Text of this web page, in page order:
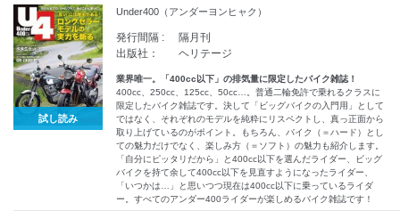
試し読み
Under400（アンダーヨンヒャク）
発行間隔 :
隔月刊
出版社：
ヘリテージ
業界唯一。「400cc以下」の排気量に限定したバイク雑誌！
400cc、250cc、125cc、50cc…。普通二輪免許で乗れるクラスに
限定したバイク雑誌です。決して「ビッグバイクの入門用」として
ではなく、それぞれのモデルを純粋にリスペクトし、真っ正面から
取り上げているのがポイント。もちろん、バイク（＝ハード）とし
ての魅力だけでなく、楽しみ方（＝ソフト）の魅力も紹介します。
「自分にピッタリだから」と400cc以下を選んだライダー、ビッグ
バイクを持て余して400cc以下を見直すようになったライダー、
「いつかは…」と思いつつ現在は400cc以下に乗っているライダ
ー。すべてのアンダー400ライダーが楽しめるバイク雑誌です！